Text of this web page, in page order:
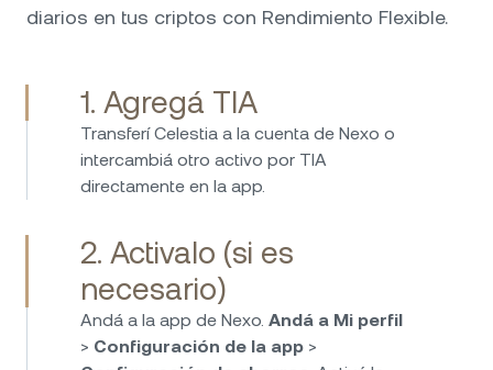
diarios en tus criptos con Rendimiento Flexible.
1. Agregá TIA
Transferí Celestia a la cuenta de Nexo o
intercambiá otro activo por TIA
directamente en la app.
2. Activalo (si es
necesario)
Andá a la app de Nexo. Andá a Mi perfil
> Configuración de la app >